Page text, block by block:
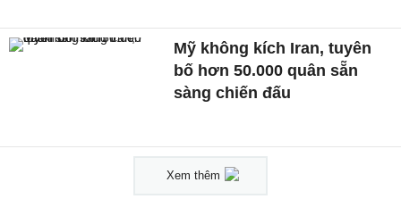
Mỹ không kích Iran, tuyên
bố hơn 50.000 quân sẵn
sàng chiến đấu
Xem thêm